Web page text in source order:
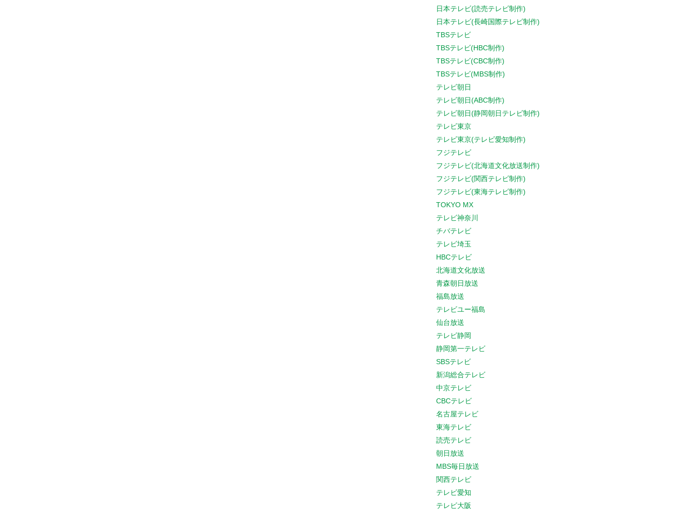
日本テレビ(読売テレビ制作)
日本テレビ(長崎国際テレビ制作)
TBSテレビ
TBSテレビ(HBC制作)
TBSテレビ(CBC制作)
TBSテレビ(MBS制作)
テレビ朝日
テレビ朝日(ABC制作)
テレビ朝日(静岡朝日テレビ制作)
テレビ東京
テレビ東京(テレビ愛知制作)
フジテレビ
フジテレビ(北海道文化放送制作)
フジテレビ(関西テレビ制作)
フジテレビ(東海テレビ制作)
TOKYO MX
テレビ神奈川
チバテレビ
テレビ埼玉
HBCテレビ
北海道文化放送
青森朝日放送
福島放送
テレビユー福島
仙台放送
テレビ静岡
静岡第一テレビ
SBSテレビ
新潟総合テレビ
中京テレビ
CBCテレビ
名古屋テレビ
東海テレビ
読売テレビ
朝日放送
MBS毎日放送
関西テレビ
テレビ愛知
テレビ大阪